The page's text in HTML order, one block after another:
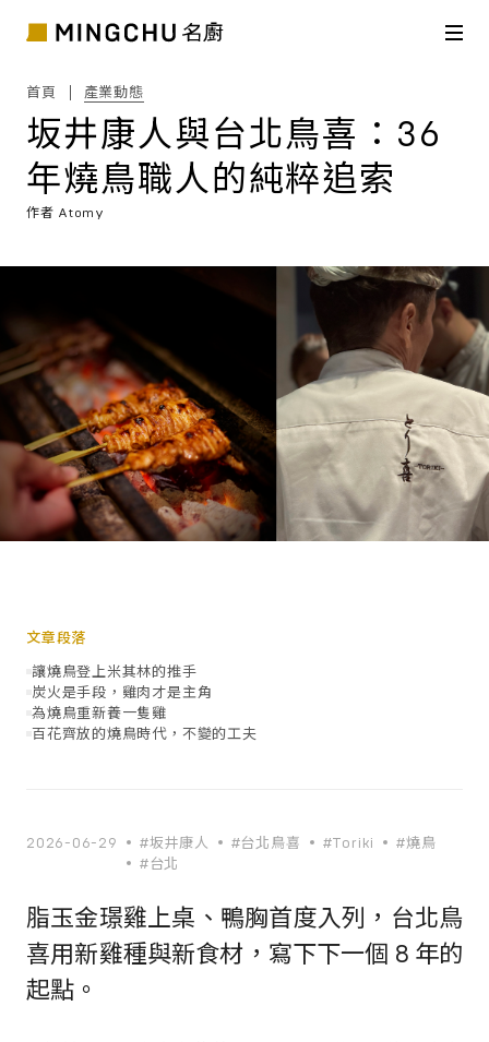
首頁 產業動態
坂井康人與台北鳥喜：36
年燒鳥職人的純粹追索
作者 Atomy
2026-06-29 #坂井康人 #台北鳥喜 #Toriki
#燒鳥
#台北
脂玉金璟雞上桌、鴨胸首度入列，台北鳥
喜用新雞種與新食材，寫下下一個 8 年的
起點。
文章段落
讓燒鳥登上米其林的推手
炭火是手段，雞肉才是主角
為燒鳥重新養一隻雞
百花齊放的燒鳥時代，不變的工夫